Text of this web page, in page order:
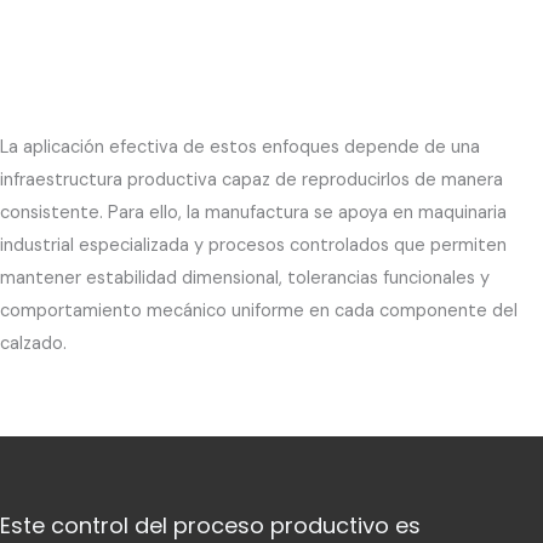
La aplicación efectiva de estos enfoques depende de una
infraestructura productiva capaz de reproducirlos de manera
consistente. Para ello, la manufactura se apoya en maquinaria
industrial especializada y procesos controlados que permiten
mantener estabilidad dimensional, tolerancias funcionales y
comportamiento mecánico uniforme en cada componente del
calzado.
Este control del proceso productivo es